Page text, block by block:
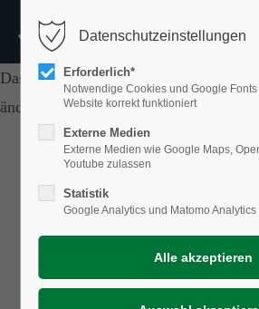
Das Laden von OpenStreetMap wurde
ändern Sie dieDatenschutz-
Datenschutzeinstellungen
Erforderlich*
Notwendige Cookies und Google
Website korrekt funktioniert
Externe Medien
Externe Medien wie Google Maps,
Youtube zulassen
Statistik
Google Analytics und Matomo